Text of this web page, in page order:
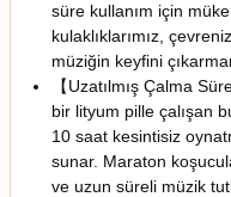
süre kullanım için
kulaklıklarımız,
müziğin keyfini
【Uzatılmış Çalma
bir lityum pille çalışan
10 saat kesintisiz
sunar. Maraton
ve uzun süreli müzik